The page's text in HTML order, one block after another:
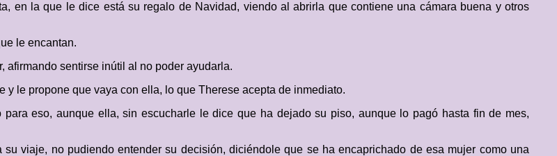
en la que le dice está su regalo de Navidad, viendo al abrirla que contiene una cámara buena y otros
le encantan.
afirmando sentirse inútil al no poder ayudarla.
le propone que vaya con ella, lo que Therese acepta de inmediato.
eso, aunque ella, sin escucharle le dice que ha dejado su piso, aunque lo pagó hasta fin de mes,
viaje, no pudiendo entender su decisión, diciéndole que se ha encaprichado de esa mujer como una